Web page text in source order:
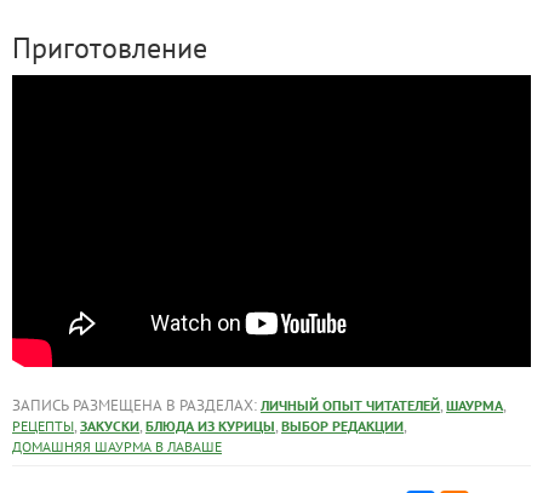
Приготовление
ЗАПИСЬ РАЗМЕЩЕНА В РАЗДЕЛАХ: ЛИЧНЫЙ ОПЫТ ЧИТАТЕЛЕЙ, ШАУРМА,
РЕЦЕПТЫ, ЗАКУСКИ, БЛЮДА ИЗ КУРИЦЫ, ВЫБОР РЕДАКЦИИ,
ДОМАШНЯЯ ШАУРМА В ЛАВАШЕ